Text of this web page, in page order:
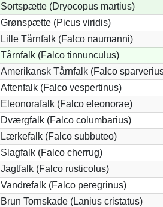
Sortspætte (Dryocopus martius)
Grønspætte (Picus viridis)
Lille Tårnfalk (Falco naumanni)
Tårnfalk (Falco tinnunculus)
Amerikansk Tårnfalk (Falco
Aftenfalk (Falco vespertinus)
Eleonorafalk (Falco eleonorae)
Dværgfalk (Falco columbarius)
Lærkefalk (Falco subbuteo)
Slagfalk (Falco cherrug)
Jagtfalk (Falco rusticolus)
Vandrefalk (Falco peregrinus)
Brun Tornskade (Lanius cristatus)